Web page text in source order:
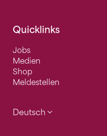
Quicklinks
Jobs
Medien
Shop
Meldestellen
Deutsch